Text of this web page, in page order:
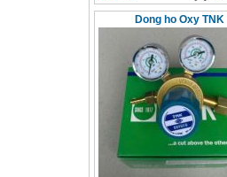
Dong ho Oxy TNK